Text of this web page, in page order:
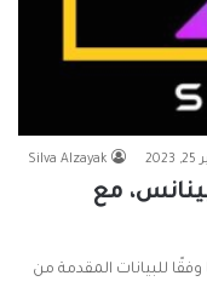
Silva Alzayak
بينانس، مع
وفقًا للبيانات المقدمة من